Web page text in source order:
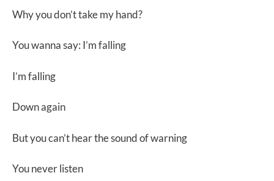
Why you don’t take my hand?
You wanna say: I’m falling
I’m falling
Down again
But you can’t hear the sound of warning
You never listen